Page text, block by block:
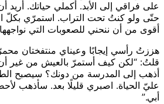
على فراقي إلى الأبد. أكملي حياتك.
حتّى ولو كنتُ تحت التراب. استمرّي بكلّ
أقوى من أن ننحني للصعوبات التي
هززتُ رأسي إيجابًا وعيناي منتفختان
قلتُ: “لكن كيف أستمرّ بالعيش من غير
أذهب إلى المدرسة من دونك؟ سيصبح
عليّ الحياة. اصبري قليلًا بعد. سأذهب
أبي.”